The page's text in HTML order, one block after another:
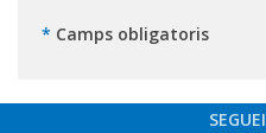
* Camps obligatoris